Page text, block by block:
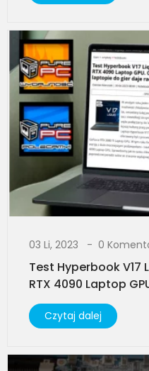
03 Li, 2023 0
Test Hyperbook V17
RTX 4090 Laptop
Czytaj dalej